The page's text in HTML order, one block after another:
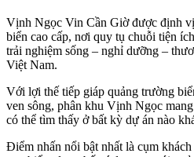
Vịnh Ngọc Vin Cần Giờ được định
biển cao cấp, nơi quy tụ chuỗi tiện
trải nghiệm sống – nghỉ dưỡng –
Việt Nam.
Với lợi thế tiếp giáp quảng trường
ven sông, phân khu Vịnh Ngọc
có thể tìm thấy ở bất kỳ dự án nào
Điểm nhấn nổi bật nhất là cụm